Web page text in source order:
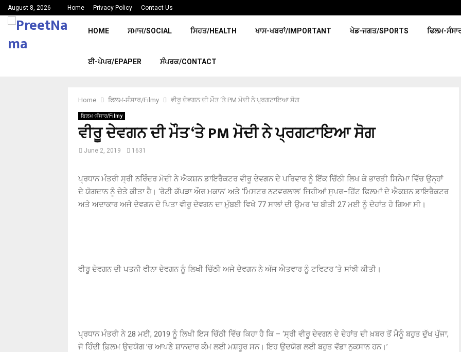
August 8, 2026 Home Privacy Policy Contact Us
HOME ਸਮਾਜ/SOCIAL ਸਿਹਤ/HEALTH ਖਾਸ-ਖਬਰਾਂ/IMPORTANT ਖੇਡ-ਜਗਤ/SPORTS ਫਿਲਮ-
ਈ-ਪੇਪਰ/EPAPER ਸੰਪਰਕ/CONTACT
Home ਫਿਲਮ-ਸੰਸਾਰ/Filmy ਵੀਰੂ ਦੇਵਗਨ ਦੀ ਮੌਤ ‘ਤੇ PM ਮੋਦੀ ਨੇ ਪ੍ਰਗਟਾਇਆ ਸੋਗ
ਫਿਲਮ-ਸੰਸਾਰ/Filmy
ਵੀਰੂ ਦੇਵਗਨ ਦੀ ਮੌਤ ‘ਤੇ PM ਮੋਦੀ ਨੇ ਪ੍ਰਗਟਾਇਆ ਸੋਗ
June 2, 2019 1631
ਪ੍ਰਧਾਨ ਮੰਤਰੀ ਸ੍ਰੀ ਨਰਿੰਦਰ ਮੋਦੀ ਨੇ ਐਕਸ਼ਨ ਡਾਇਰੈਕਟਰ ਵੀਰੂ ਦੇਵਗਨ ਦੇ ਪਰਿਵਾਰ ਨੂੰ ਇੱਕ ਚਿੱਠੀ ਲਿਖ ਕੇ ਭਾਰਤੀ ਸਿਨੇਮਾ ਵਿੱਚ ਉਨ੍ਹਾਂ
ਦੇ ਯੋਗਦਾਨ ਨੂੰ ਚੇਤੇ ਕੀਤਾ ਹੈ। ‘ਰੋਟੀ ਕੱਪੜਾ ਔਰ ਮਕਾਨ’ ਅਤੇ ‘ਮਿਸਟਰ ਨਟਵਰਲਾਲ’ ਜਿਹੀਆਂ ਸੁਪਰ–ਹਿੱਟ ਫ਼ਿਲਮਾਂ ਦੇ ਐਕਸ਼ਨ ਡਾਇਰੈਕਟਰ
ਅਤੇ ਅਦਾਕਾਰ ਅਜੇ ਦੇਵਗਨ ਦੇ ਪਿਤਾ ਵੀਰੂ ਦੇਵਗਨ ਦਾ ਮੁੰਬਈ ਵਿਖੇ 77 ਸਾਲਾਂ ਦੀ ਉਮਰ ’ਚ ਬੀਤੀ 27 ਮਈ ਨੂੰ ਦੇਹਾਂਤ ਹੋ ਗਿਆ ਸੀ।
ਵੀਰੂ ਦੇਵਗਨ ਦੀ ਪਤਨੀ ਵੀਨਾ ਦੇਵਗਨ ਨੂੰ ਲਿਖੀ ਚਿੱਠੀ ਅਜੇ ਦੇਵਗਨ ਨੇ ਅੱਜ ਐਤਵਾਰ ਨੂੰ ਟਵਿਟਰ ’ਤੇ ਸਾਂਝੀ ਕੀਤੀ।
ਪ੍ਰਧਾਨ ਮੰਤਰੀ ਨੇ 28 ਮਈ, 2019 ਨੂੰ ਲਿਖੀ ਇਸ ਚਿੱਠੀ ਵਿੱਚ ਕਿਹਾ ਹੈ ਕਿ – ‘ਸ੍ਰੀ ਵੀਰੂ ਦੇਵਗਨ ਦੇ ਦੇਹਾਂਤ ਦੀ ਖ਼ਬਰ ਤੋਂ ਮੈਨੂੰ ਬਹੁਤ ਦੁੱਖ ਪੁੱਜਾ,
ਜੋ ਹਿੰਦੀ ਫ਼ਿ਼ਲਮ ਉਦਯੋਗ ’ਚ ਆਪਣੇ ਸ਼ਾਨਦਾਰ ਕੰਮ ਲਈ ਮਸ਼ਹੂਰ ਸਨ। ਇਹ ਉਦਯੋਗ ਲਈ ਬਹੁਤ ਵੱਡਾ ਨੁਕਸਾਨ ਹਨ।’